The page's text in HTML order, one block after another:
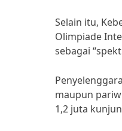
Selain itu,
Olimpiade
sebagai
maupun
1,2 juta